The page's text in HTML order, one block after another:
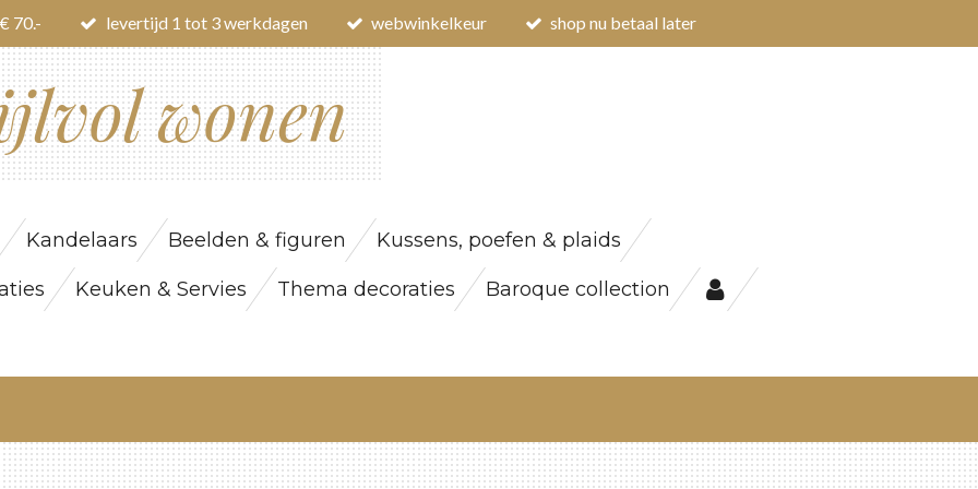
70.- levertijd 1 tot 3 werkdagen webwinkelkeur shop nu betaal later
wonen
Kandelaars Beelden & figuren Kussens, poefen & plaids
Keuken & Servies Thema decoraties Baroque collection